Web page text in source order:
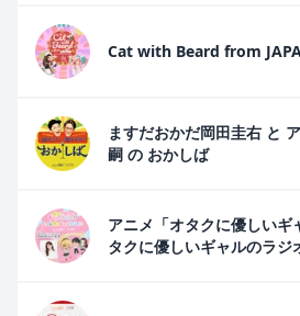
Cat with Beard from
ますだおかだ岡田圭右 と
嗣 の おかしば
アニメ「オタクに優しい
タクに優しいギャルのラ